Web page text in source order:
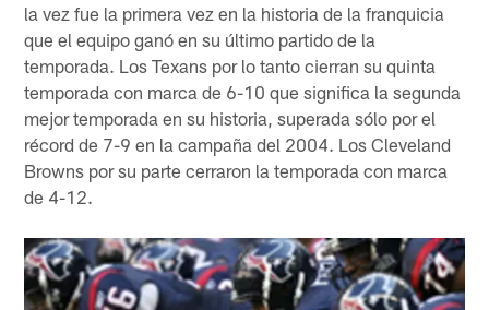
la vez fue la primera vez en la historia de la franquicia
que el equipo ganó en su último partido de la
temporada. Los Texans por lo tanto cierran su quinta
temporada con marca de 6-10 que significa la segunda
mejor temporada en su historia, superada sólo por el
récord de 7-9 en la campaña del 2004. Los Cleveland
Browns por su parte cerraron la temporada con marca
de 4-12.